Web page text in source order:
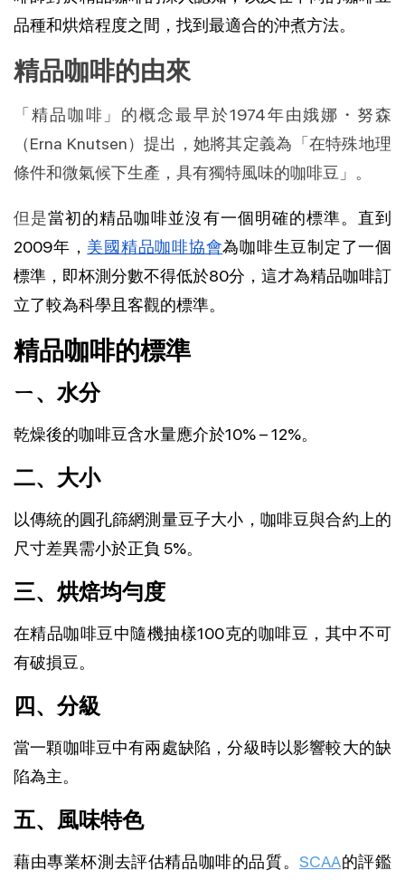
品種和烘焙程度之間，找到最適合的沖煮方法。
精品咖啡的由來
「精品咖啡」的概念最早於1974年由娥娜・努森
（Erna Knutsen）提出，她將其定義為「在特殊地理
條件和微氣候下生產，具有獨特風味的咖啡豆」。
但是當初的精品咖啡並沒有一個明確的標準。直到
2009年， 美國精品咖啡協會為咖啡生豆制定了一個
標準，即杯測分數不得低於80分，這才為精品咖啡訂
立了較為科學且客觀的標準。
精品咖啡的標準
ㄧ、水分
乾燥後的咖啡豆含水量應介於10% – 12%。
二、大小
以傳統的圓孔篩網測量豆子大小，咖啡豆與合約上的
尺寸差異需小於正負 5%。
三、烘焙均勻度
在精品咖啡豆中隨機抽樣100克的咖啡豆，其中不可
有破損豆。
四、分級
當一顆咖啡豆中有兩處缺陷，分級時以影響較大的缺
陷為主。
五、風味特色
藉由專業杯測去評估精品咖啡的品質。 SCAA的評鑑